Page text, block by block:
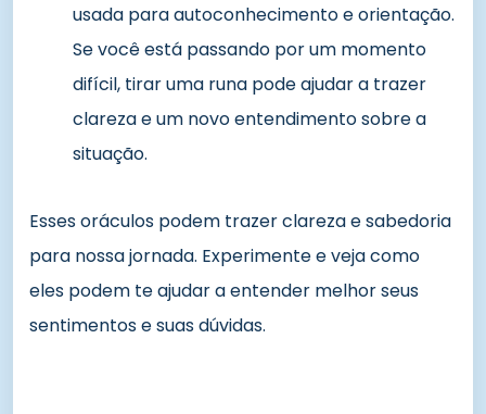
usada para autoconhecimento e orientação.
Se você está passando por um momento
difícil, tirar uma runa pode ajudar a trazer
clareza e um novo entendimento sobre a
situação.
Esses oráculos podem trazer clareza e sabedoria
para nossa jornada. Experimente e veja como
eles podem te ajudar a entender melhor seus
sentimentos e suas dúvidas.